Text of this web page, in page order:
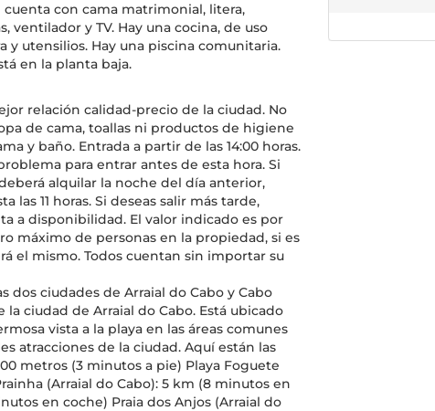
con cama matrimonial, litera,
ventilador y TV. Hay una cocina, de uso
y utensilios. Hay una piscina comunitaria.
en la planta baja.
relación calidad-precio de la ciudad. No
de cama, toallas ni productos de higiene
y baño. Entrada a partir de las 14:00 horas.
para entrar antes de esta hora. Si
alquilar la noche del día anterior,
11 horas. Si deseas salir más tarde,
a disponibilidad. El valor indicado es por
máximo de personas en la propiedad, si es
el mismo. Todos cuentan sin importar su
dos ciudades de Arraial do Cabo y Cabo
ciudad de Arraial do Cabo. Está ubicado
vista a la playa en las áreas comunes
atracciones de la ciudad. Aquí están las
metros (3 minutos a pie) Playa Foguete
(Arraial do Cabo): 5 km (8 minutos en
en coche) Praia dos Anjos (Arraial do